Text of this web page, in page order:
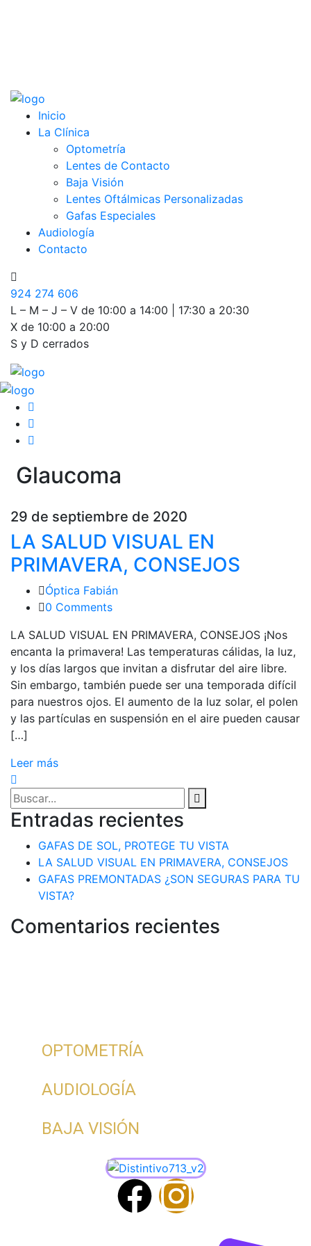
Inicio
La Clínica
Optometría
Lentes de Contacto
Baja Visión
Lentes Oftálmicas Personalizadas
Gafas Especiales
Audiología
Contacto
924 274 606
L – M – J – V de 10:00 a 14:00 | 17:30 a 20:30
X de 10:00 a 20:00
S y D cerrados
Glaucoma
29 de septiembre de 2020
LA SALUD VISUAL EN
PRIMAVERA, CONSEJOS
Óptica Fabián
0 Comments
LA SALUD VISUAL EN PRIMAVERA, CONSEJOS ¡Nos
encanta la primavera! Las temperaturas cálidas, la luz,
y los días largos que invitan a disfrutar del aire libre.
Sin embargo, también puede ser una temporada difícil
para nuestros ojos. El aumento de la luz solar, el polen
y las partículas en suspensión en el aire pueden causar
[…]
Leer más
Entradas recientes
GAFAS DE SOL, PROTEGE TU VISTA
LA SALUD VISUAL EN PRIMAVERA, CONSEJOS
GAFAS PREMONTADAS ¿SON SEGURAS PARA TU
VISTA?
Comentarios recientes
OPTOMETRÍA
AUDIOLOGÍA
BAJA VISIÓN